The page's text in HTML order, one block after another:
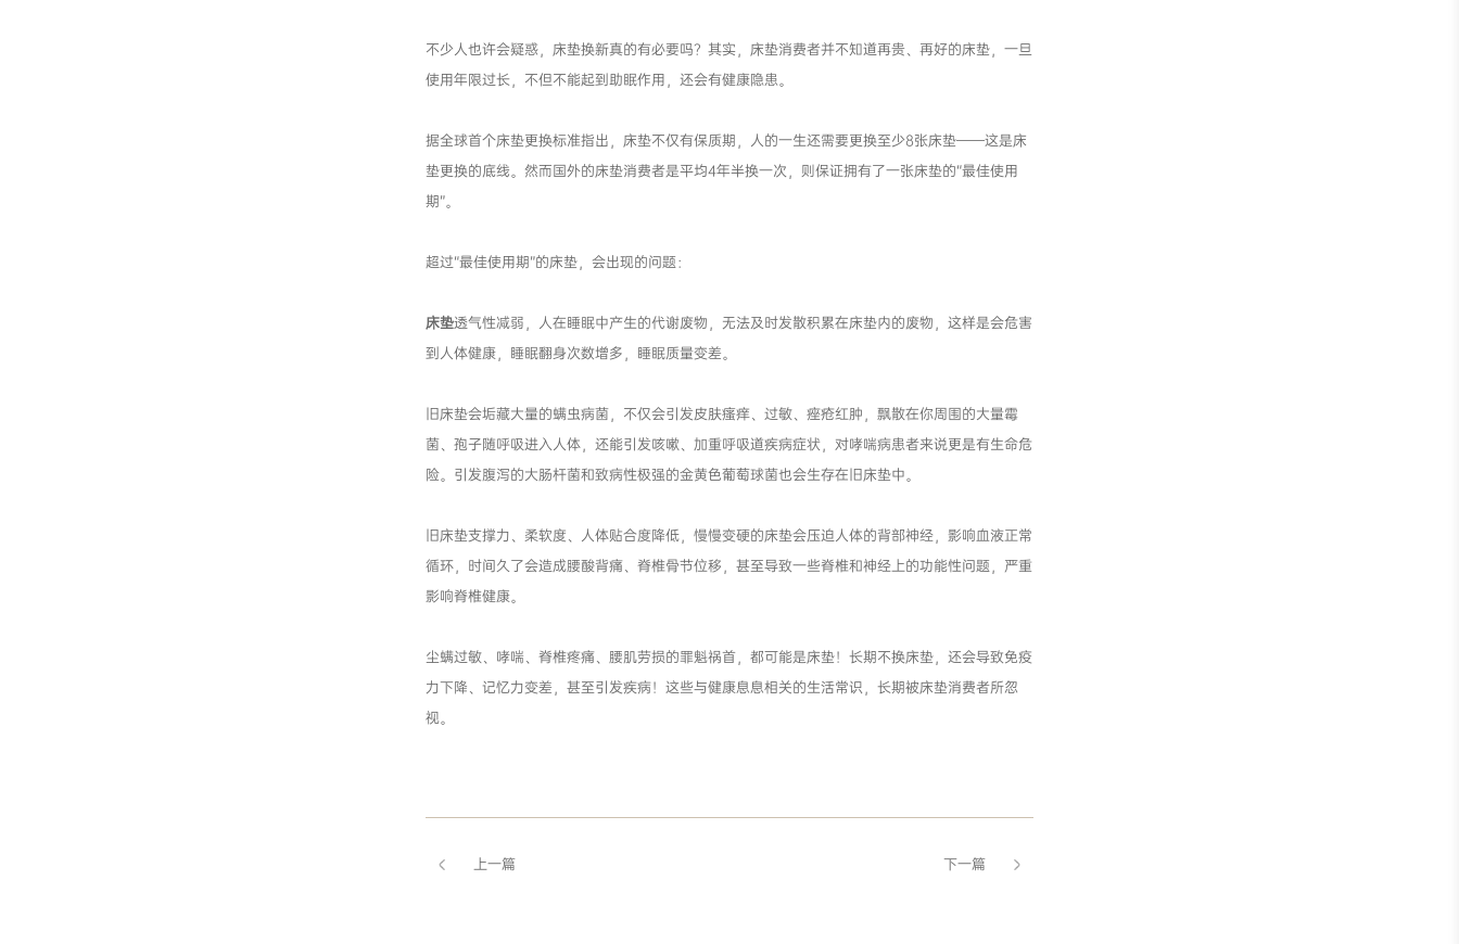
不少人也许会疑惑，床垫换新真的有必要吗？其实，床垫消费者并不知道再贵、再好的床垫，一旦
使用年限过长，不但不能起到助眠作用，还会有健康隐患。
据全球首个床垫更换标准指出，床垫不仅有保质期，人的一生还需要更换至少8张床垫——这是床
垫更换的底线。然而国外的床垫消费者是平均4年半换一次，则保证拥有了一张床垫的“最佳使用
期”。
超过“最佳使用期”的床垫，会出现的问题：
床垫透气性减弱，人在睡眠中产生的代谢废物，无法及时发散积累在床垫内的废物，这样是会危害
到人体健康，睡眠翻身次数增多，睡眠质量变差。
旧床垫会垢藏大量的螨虫病菌，不仅会引发皮肤瘙痒、过敏、痤疮红肿，飘散在你周围的大量霉
菌、孢子随呼吸进入人体，还能引发咳嗽、加重呼吸道疾病症状，对哮喘病患者来说更是有生命危
险。引发腹泻的大肠杆菌和致病性极强的金黄色葡萄球菌也会生存在旧床垫中。
旧床垫支撑力、柔软度、人体贴合度降低，慢慢变硬的床垫会压迫人体的背部神经，影响血液正常
循环，时间久了会造成腰酸背痛、脊椎骨节位移，甚至导致一些脊椎和神经上的功能性问题，严重
影响脊椎健康。
尘螨过敏、哮喘、脊椎疼痛、腰肌劳损的罪魁祸首，都可能是床垫！长期不换床垫，还会导致免疫
力下降、记忆力变差，甚至引发疾病！这些与健康息息相关的生活常识，长期被床垫消费者所忽
视。
上一篇 下一篇